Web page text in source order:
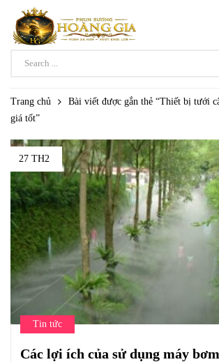
Trang chủ
Bài viết được gắn thẻ “Thiết bị tưới
giá tốt”
27 TH2
Tin tức
Các lợi ích của sử dụng máy